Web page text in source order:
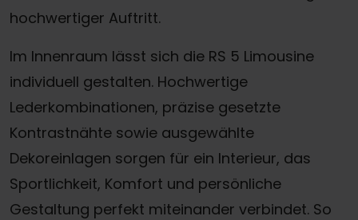
hochwertiger Auftritt.
Im Innenraum lässt sich die RS 5 Limousine
individuell gestalten. Hochwertige
Lederkombinationen, präzise gesetzte
Kontrastnähte sowie ausgewählte
Dekoreinlagen sorgen für ein Interieur, das
Sportlichkeit, Komfort und persönliche
Gestaltung perfekt miteinander verbindet. So